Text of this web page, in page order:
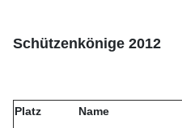
Schützenkönige 2012
Platz Name